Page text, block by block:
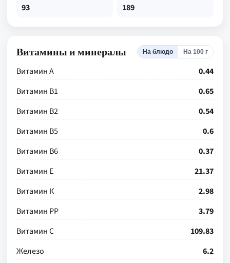
93 189
Витамины и минералы На блюдо На 100 г
Витамин А
0.44
Витамин В1
0.65
Витамин В2
0.54
Витамин В5
0.6
Витамин В6
0.37
Витамин Е
21.37
Витамин К
2.98
Витамин РР
3.79
Витамин С
109.83
Железо
6.2